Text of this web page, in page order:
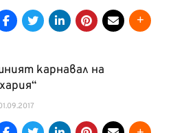
карнавал на